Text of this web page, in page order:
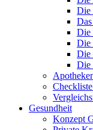
Die
Die
Die
Die
Die
Gesundheit
Konzept